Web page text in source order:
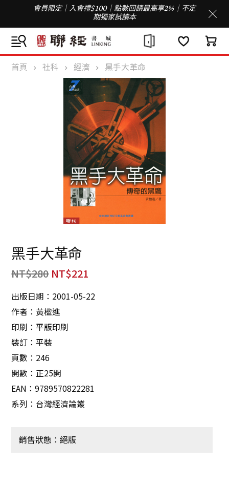
會員限定｜入會禮$100｜點數回饋最高享2%｜不定
期獨家試讀本
首頁 社科 經濟 黑手大革命
黑手大革命
NT$280 NT$221
出版日期：2001-05-22
作者：黃楹進
印刷：平版印刷
裝訂：平裝
頁數：246
開數：正25開
EAN：9789570822281
系列：台灣經濟論叢
銷售狀態：絕版